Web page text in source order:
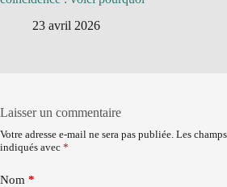
23 avril 2026
Laisser un commentaire
Votre adresse e-mail ne sera pas publiée. Les
indiqués avec *
Nom *